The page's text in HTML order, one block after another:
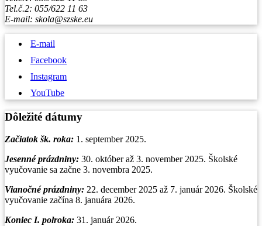
Tel.č.2: 055/622 11 63
E-mail: skola@szske.eu
E-mail
Facebook
Instagram
YouTube
Dôležité dátumy
Začiatok šk. roka: 1. september 2025.
Jesenné prázdniny: 30. október až 3. november 2025. Školské
vyučovanie sa začne 3. novembra 2025.
Vianočné prázdniny: 22. december 2025 až 7. január 2026. Školské
vyučovanie začína 8. januára 2026.
Koniec I. polroka: 31. január 2026.